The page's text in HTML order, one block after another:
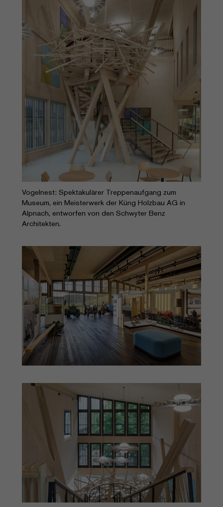
Vogelnest: Spektakulärer Treppenaufgang zum
Museum, ein Meisterwerk der Küng Holzbau AG in
Alpnach, entworfen von den Schwyter Benz
Architekten.